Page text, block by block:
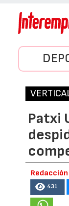
Patxi
431